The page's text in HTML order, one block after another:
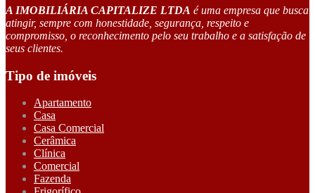
A IMOBILIÁRIA CAPITALIZE LTDA é uma empresa que busca
atingir, sempre com honestidade, segurança, respeito e
compromisso, o reconhecimento pelo seu trabalho e a satisfação de
seus clientes.
Tipo de imóveis
Apartamento
Casa
Casa Comercial
Cerâmica
Clínica
Comercial
Fazenda